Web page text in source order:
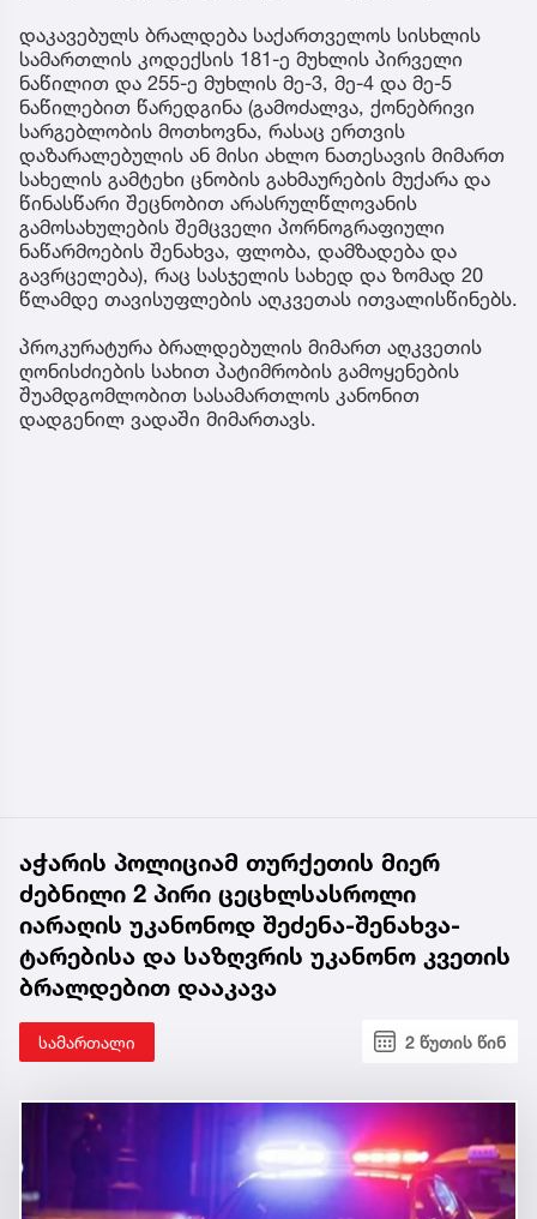
დაკავებულს ბრალდება საქართველოს სისხლის
სამართლის კოდექსის 181-ე მუხლის პირველი
ნაწილით და 255-ე მუხლის მე-3, მე-4 და მე-5
ნაწილებით წარედგინა (გამოძალვა, ქონებრივი
სარგებლობის მოთხოვნა, რასაც ერთვის
დაზარალებულის ან მისი ახლო ნათესავის მიმართ
სახელის გამტეხი ცნობის გახმაურების მუქარა და
წინასწარი შეცნობით არასრულწლოვანის
გამოსახულების შემცველი პორნოგრაფიული
ნაწარმოების შენახვა, ფლობა, დამზადება და
გავრცელება), რაც სასჯელის სახედ და ზომად 20
წლამდე თავისუფლების აღკვეთას ითვალისწინებს.
პროკურატურა ბრალდებულის მიმართ აღკვეთის
ღონისძიების სახით პატიმრობის გამოყენების
შუამდგომლობით სასამართლოს კანონით
დადგენილ ვადაში მიმართავს.
აჭარის პოლიციამ თურქეთის მიერ
ძებნილი 2 პირი ცეცხლსასროლი
იარაღის უკანონოდ შეძენა-შენახვა-
ტარებისა და საზღვრის უკანონო კვეთის
ბრალდებით დააკავა
სამართალი 2 წუთის წინ